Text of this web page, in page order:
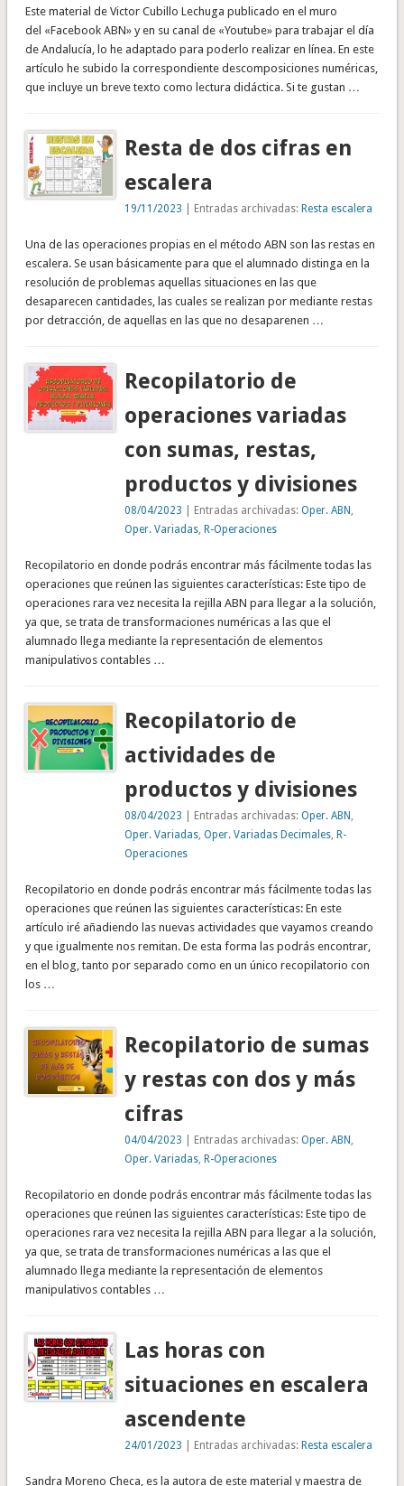
Este material de Victor Cubillo Lechuga publicado en el muro
del «Facebook ABN» y en su canal de «Youtube» para trabajar el día
de Andalucía, lo he adaptado para poderlo realizar en línea. En este
artículo he subido la correspondiente descomposiciones numéricas,
que incluye un breve texto como lectura didáctica. Si te gustan …
Resta de dos cifras en
escalera
19/11/2023 | Entradas archivadas:Resta escalera
Una de las operaciones propias en el método ABN son las restas en
escalera. Se usan básicamente para que el alumnado distinga en la
resolución de problemas aquellas situaciones en las que
desaparecen cantidades, las cuales se realizan por mediante restas
por detracción, de aquellas en las que no desaparenen …
Recopilatorio de
operaciones variadas
con sumas, restas,
productos y divisiones
08/04/2023 | Entradas archivadas:Oper. ABN
Oper. Variadas ,R-Operaciones
Recopilatorio en donde podrás encontrar más fácilmente todas las
operaciones que reúnen las siguientes características: Este tipo de
operaciones rara vez necesita la rejilla ABN para llegar a la solución,
ya que, se trata de transformaciones numéricas a las que el
alumnado llega mediante la representación de elementos
manipulativos contables …
Recopilatorio de
actividades de
productos y divisiones
08/04/2023 | Entradas archivadas:Oper. ABN
Oper. Variadas ,Oper. Variadas Decimales ,R-
Operaciones
Recopilatorio en donde podrás encontrar más fácilmente todas las
operaciones que reúnen las siguientes características: En este
artículo iré añadiendo las nuevas actividades que vayamos creando
y que igualmente nos remitan. De esta forma las podrás encontrar,
en el blog, tanto por separado como en un único recopilatorio con
los …
Recopilatorio de sumas
y restas con dos y más
cifras
04/04/2023 | Entradas archivadas:Oper. ABN
Oper. Variadas ,R-Operaciones
Recopilatorio en donde podrás encontrar más fácilmente todas las
operaciones que reúnen las siguientes características: Este tipo de
operaciones rara vez necesita la rejilla ABN para llegar a la solución,
ya que, se trata de transformaciones numéricas a las que el
alumnado llega mediante la representación de elementos
manipulativos contables …
Las horas con
situaciones en escalera
ascendente
24/01/2023 | Entradas archivadas:Resta escalera
Sandra Moreno Checa, es la autora de este material y maestra de